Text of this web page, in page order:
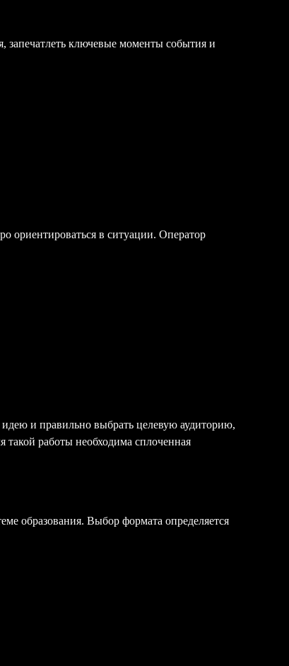
запечатлеть ключевые моменты события и
ориентироваться в ситуации. Оператор
и правильно выбрать целевую аудиторию,
работы необходима сплоченная
образования. Выбор формата определяется